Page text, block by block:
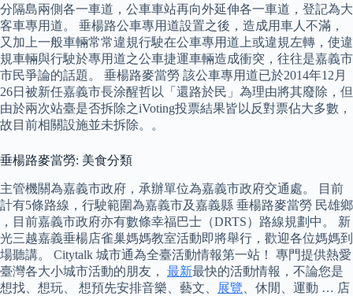
分隔島兩側各一車道，公車車站再向外延伸各一車道，登記為大
客車專用道。 垂楊路公車專用道設置之後，造成用車人不滿，
又加上一般車輛常常違規行駛在公車專用道上或違規左轉，使違
規車輛與行駛於專用道之公車捷運車輛造成衝突，往往是嘉義市
市民爭論的話題。 垂楊路麥當勞 該公車專用道已於2014年12月
26日被新任嘉義市長涂醒哲以「還路於民」為理由將其廢除，但
由於兩次站臺是否拆除之iVoting投票結果皆以反對票佔大多數，
故目前相關設施並未拆除。。
垂楊路麥當勞: 美食分類
主管機關為嘉義市政府，承辦單位為嘉義市政府交通處。 目前
計有5條路線，行駛範圍為嘉義市及嘉義縣 垂楊路麥當勞 民雄鄉
，目前嘉義市政府亦有數條幸福巴士（DRTS）路線規劃中。 新
光三越嘉義垂楊店雀巢媽媽教室活動即將舉行，歡迎各位媽媽到
場聽講。 Citytalk 城市通為全臺活動情報第一站！ 專門提供熱愛
臺灣各大小城市活動的朋友， 最新最快的活動情報，不論您是
想找、想玩、 想預先安排音樂、藝文、
展覽 、休閒、運動 … 店